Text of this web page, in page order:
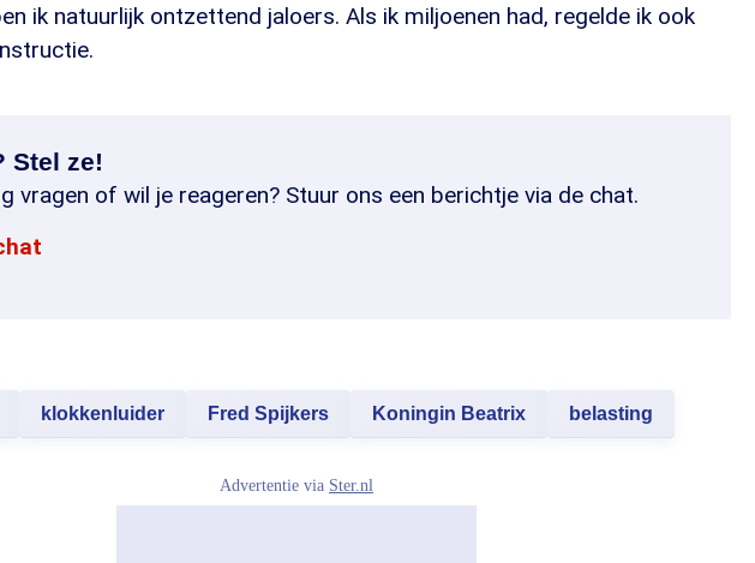
ik natuurlijk ontzettend jaloers. Als ik miljoenen had, regelde ik ook
Stel ze!
vragen of wil je reageren? Stuur ons een berichtje via de chat.
klokkenluider Fred Spijkers Koningin Beatrix belasting
Advertentie via Ster.nl